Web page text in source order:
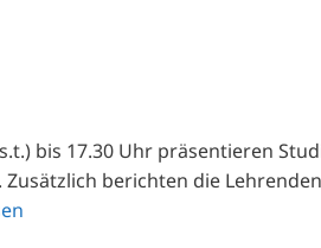
bis 17.30 Uhr präsentieren
berichten die